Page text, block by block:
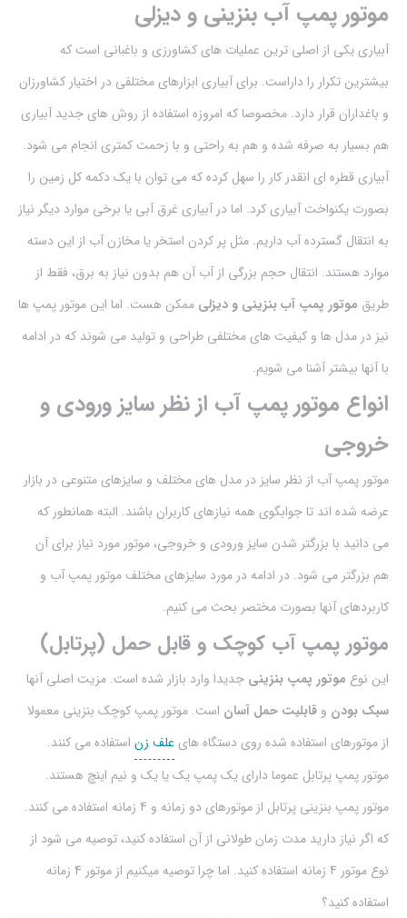
موتور پمپ آب بنزینی و دیزلی
آبیاری یکی از اصلی ترین عملیات های کشاورزی و باغبانی است که
بیشترین تکرار را داراست. برای آبیاری ابزارهای مختلفی در اختیار کشاورزان
و باغداران قرار دارد. مخصوصا که امروزه استفاده از روش های جدید آبیاری
هم بسیار به صرفه شده و هم به راحتی و با زحمت کمتری انجام می شود.
آبیاری قطره ای انقدر کار را سهل کرده که می توان با یک دکمه کل زمین را
بصورت یکنواخت آبیاری کرد. اما در آبیاری غرق آبی یا برخی موارد دیگر نیاز
به انتقال گسترده آب داریم. مثل پر کردن استخر یا مخازن آب از این دسته
موارد هستند. انتقال حجم بزرگی از آب آن هم بدون نیاز به برق، فقط از
طریق موتور پمپ آب بنزینی و دیزلی ممکن هست. اما این موتور پمپ ها
نیز در مدل ها و کیفیت های مختلفی طراحی و تولید می شوند که در ادامه
با آنها بیشتر آشنا می شویم.
انواع موتور پمپ آب از نظر سایز ورودی و
خروجی
موتور پمپ آب از نظر سایز در مدل های مختلف و سایزهای متنوعی در بازار
عرضه شده اند تا جوابگوی همه نیازهای کاربران باشند. البته همانطور که
می دانید با بزرگتر شدن سایز ورودی و خروجی، موتور مورد نیاز برای آن
هم بزرگتر می شود. در ادامه در مورد سایزهای مختلف موتور پمپ آب و
کاربردهای آنها بصورت مختصر بحث می کنیم.
موتور پمپ آب کوچک و قابل حمل (پرتابل)
این نوع موتور پمپ بنزینی جدیدا وارد بازار شده است. مزیت اصلی آنها
سبک بودن و قابلیت حمل آسان است. موتور پمپ کوچک بنزینی معمولا
از موتورهای استفاده شده روی دستگاه های علف زن استفاده می کنند.
موتور پمپ پرتابل عموما دارای یک پمپ یک یا یک و نیم اینچ هستند.
موتور پمپ بنزینی پرتابل از موتورهای دو زمانه و 4 زمانه استفاده می کنند.
که اگر نیاز دارید مدت زمان طولانی از آن استفاده کنید، توصیه می شود از
نوع موتور 4 زمانه استفاده کنید. اما چرا توصیه میکنیم از موتور 4 زمانه
استفاده کنید؟